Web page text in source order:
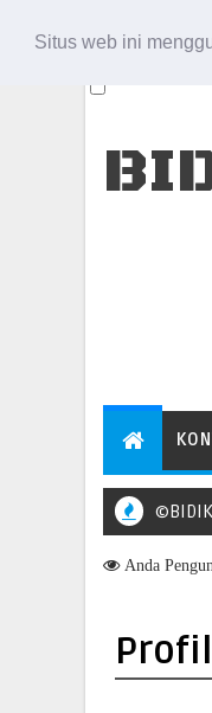
Situs web ini
©BIDIK
Pengarahan Soal
Anda